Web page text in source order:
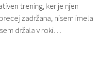
trening, ker je njen
zadržana, nisem imela
držala v roki…